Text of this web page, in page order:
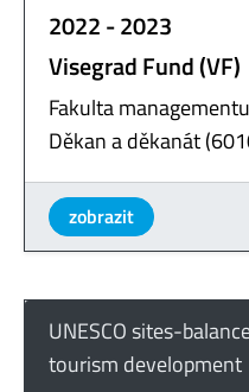
2022 - 2023
Visegrad Fund (VF)
Fakulta
Děkan a děkanát
zobrazit
UNESCO sites-
tourism development